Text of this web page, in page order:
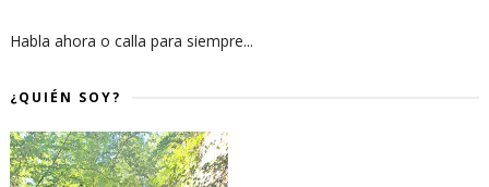
Habla ahora o calla para siempre...
¿QUIÉN SOY?